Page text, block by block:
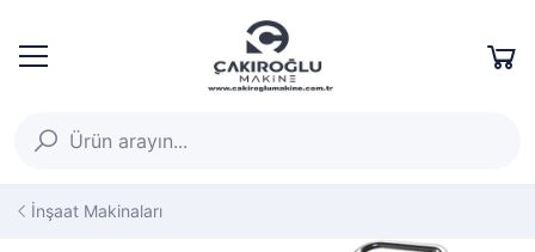
İnşaat Makinaları